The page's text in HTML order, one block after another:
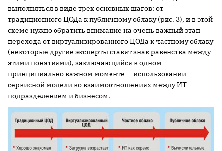
выполняться в виде трех основных шагов: от
традиционного ЦОДа к публичному облаку (рис. 3), и в этой
схеме нужно обратить внимание на очень важный этап
перехода от виртуализированного ЦОДа к частному облаку
(некоторые другие эксперты ставят знак равенства между
этими понятиями), заключающийся в одном
принципиально важном моменте — использовании
сервисной модели во взаимоотношениях между ИТ-
подразделением и бизнесом.